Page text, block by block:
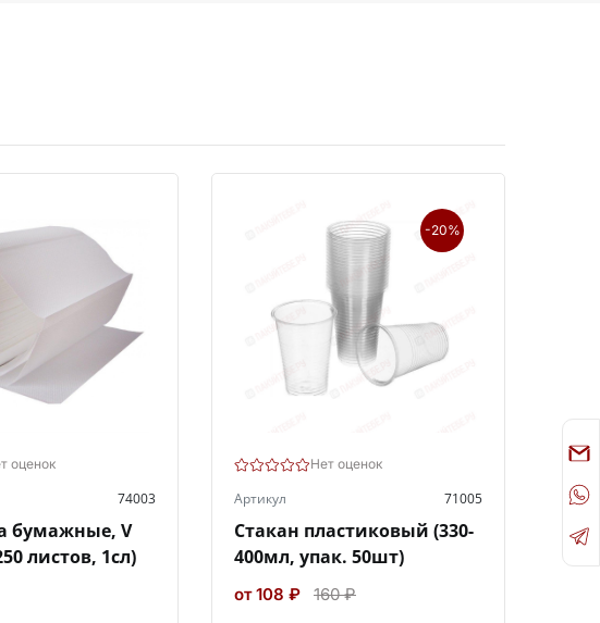
оценок
74003
бумажные, V
листов, 1сл)
-20%
Нет оценок
Артикул 71005
Стакан пластиковый (330-
400мл, упак. 50шт)
от 108 ₽ 160 ₽